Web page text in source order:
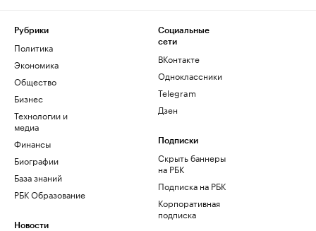
Рубрики
Политика
Экономика
Общество
Бизнес
Технологии и
медиа
Финансы
Биографии
База знаний
РБК Образование
Новости
Социальные
сети
ВКонтакте
Одноклассники
Telegram
Дзен
Подписки
Скрыть баннеры
на РБК
Подписка на РБК
Корпоративная
подписка